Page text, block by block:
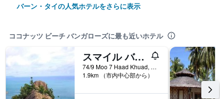
バーン・タイの人気ホテルをさらに表示
ココナッツ ビーチ バンガローズに最も近いホテル
スマイル バンガロー ボトル ビーチ
74/9 Moo 7 Haad Khuad, バーン・タイ, タイ
1.9km （市内中心部から）